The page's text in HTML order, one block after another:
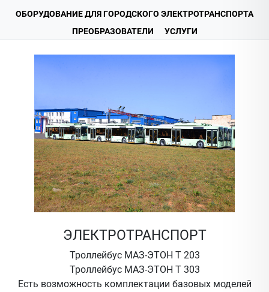
ОБОРУДОВАНИЕ ДЛЯ ГОРОДСКОГО ЭЛЕКТРОТРАНСПОРТА
ПРЕОБРАЗОВАТЕЛИ
УСЛУГИ
ЭЛЕКТРОТРАНСПОРТ
Троллейбус МАЗ-ЭТОН Т 203
Троллейбус МАЗ-ЭТОН Т 303
Есть возможность комплектации базовых моделей